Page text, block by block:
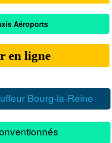
Aéroports
en ligne
Bourg-la-Reine